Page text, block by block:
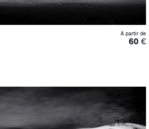
À partir de
60€